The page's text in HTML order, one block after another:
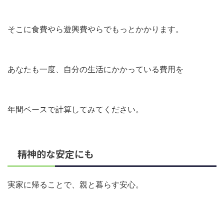
そこに食費やら遊興費やらでもっとかかります。
あなたも一度、自分の生活にかかっている費用を
年間ベースで計算してみてください。
精神的な安定にも
実家に帰ることで、親と暮らす安心。